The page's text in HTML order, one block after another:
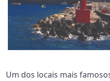
Um dos locais mais